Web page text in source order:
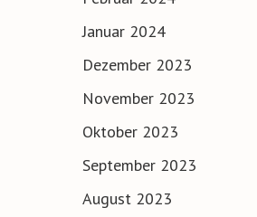
Januar 2024
Dezember 2023
November 2023
Oktober 2023
September 2023
August 2023